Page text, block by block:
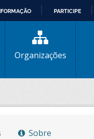
PARTICIPE
Organizações
Sobre